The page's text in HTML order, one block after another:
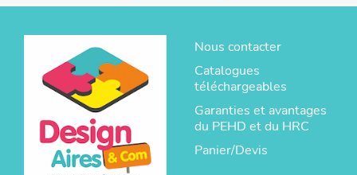
Nous contacter
Catalogues
téléchargeables
Garanties et avantages
du PEHD et du HRC
Panier/Devis